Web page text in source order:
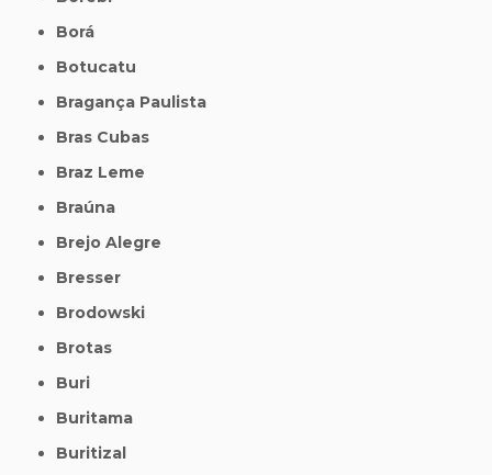
Borá
Botucatu
Bragança Paulista
Bras Cubas
Braz Leme
Braúna
Brejo Alegre
Bresser
Brodowski
Brotas
Buri
Buritama
Buritizal